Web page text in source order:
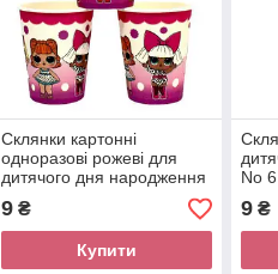
Склянки картонні
одноразові рожеві для
дитячого дня народження
"Кульки L.O.L. (ЛОЛ) "
9₴
Купити
No
9 ₴